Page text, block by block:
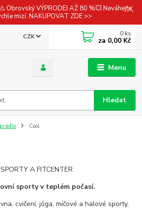
Obrovský VÝPRODEJ AŽ 80 %💥 Neváhejte,
mizí. NAKUPOVAT ZDE >>
Menu
CZK
Hledat
0 ks
za 0,00 Kč
Cool
A FITCENTER
sporty v teplém počasí.
cvičení, jóga, míčové a halové sporty,